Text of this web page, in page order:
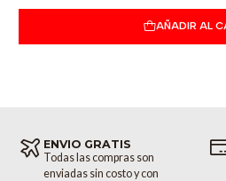
AÑADIR AL
ENVIO GRATIS
Todas las compras son
enviadas sin costo y con